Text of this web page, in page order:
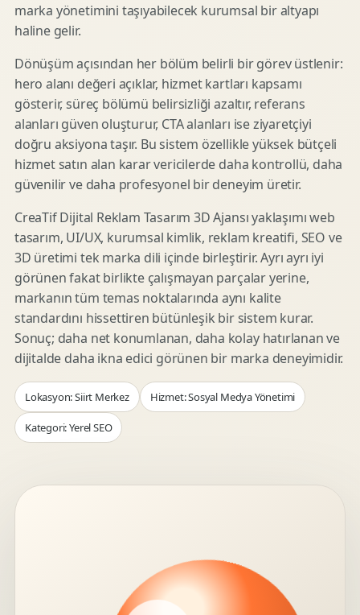
marka yönetimini taşıyabilecek kurumsal bir altyapı
haline gelir.
Dönüşüm açısından her bölüm belirli bir görev üstlenir:
hero alanı değeri açıklar, hizmet kartları kapsamı
gösterir, süreç bölümü belirsizliği azaltır, referans
alanları güven oluşturur, CTA alanları ise ziyaretçiyi
doğru aksiyona taşır. Bu sistem özellikle yüksek bütçeli
hizmet satın alan karar vericilerde daha kontrollü, daha
güvenilir ve daha profesyonel bir deneyim üretir.
CreaTif Dijital Reklam Tasarım 3D Ajansı yaklaşımı web
tasarım, UI/UX, kurumsal kimlik, reklam kreatifi, SEO ve
3D üretimi tek marka dili içinde birleştirir. Ayrı ayrı iyi
görünen fakat birlikte çalışmayan parçalar yerine,
markanın tüm temas noktalarında aynı kalite
standardını hissettiren bütünleşik bir sistem kurar.
Sonuç; daha net konumlanan, daha kolay hatırlanan ve
dijitalde daha ikna edici görünen bir marka deneyimidir.
Lokasyon: Siirt Merkez Hizmet: Sosyal Medya Yönetimi
Kategori: Yerel SEO